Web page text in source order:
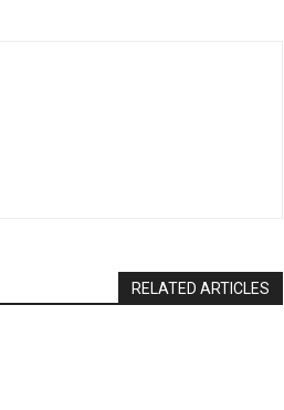
RELATED ARTICLES